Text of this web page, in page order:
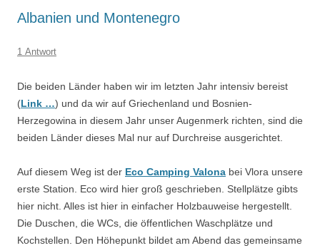
Albanien und Montenegro
1 Antwort
Die beiden Länder haben wir im letzten Jahr intensiv bereist
(Link …) und da wir auf Griechenland und Bosnien-
Herzegowina in diesem Jahr unser Augenmerk richten, sind die
beiden Länder dieses Mal nur auf Durchreise ausgerichtet.
Auf diesem Weg ist der Eco Camping Valona bei Vlora unsere
erste Station. Eco wird hier groß geschrieben. Stellplätze gibts
hier nicht. Alles ist hier in einfacher Holzbauweise hergestellt.
Die Duschen, die WCs, die öffentlichen Waschplätze und
Kochstellen. Den Höhepunkt bildet am Abend das gemeinsame